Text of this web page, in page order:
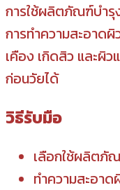
การใช้ผลิตภัณฑ์บำรุ
การทำความสะอาดผิ
เคือง เกิดสิว และผิ
ก่อนวัยได้
วิธีรับมือ
เลือกใช้ผลิตภั
ทำความสะอาด